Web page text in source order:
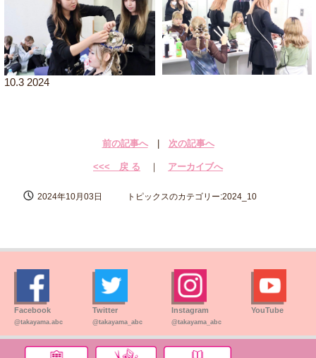
10.3 2024
前の記事へ| 次の記事へ
<<< 戻 る ｜ アーカイブへ
2024年10月03日 トピックスのカテゴリー:2024_10
Facebook
@takayama.abc
Twitter
@takayama_abc
Instagram
@takayama_abc
YouTube